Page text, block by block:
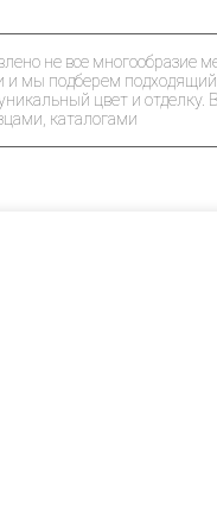
не все многообразие
и мы подберем подходящий
цвет и отделку.
каталогами